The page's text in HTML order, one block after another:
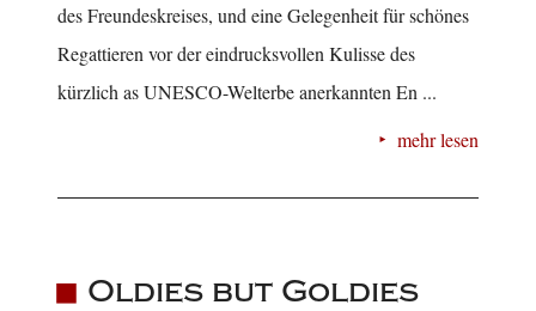
des Freundeskreises, und eine Gelegenheit für schönes
Regattieren vor der eindrucksvollen Kulisse des
kürzlich as UNESCO-Welterbe anerkannten En ...
mehr lesen
Oldies but Goldies